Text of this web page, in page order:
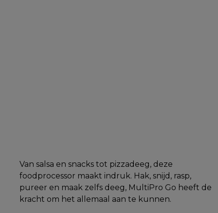
Van salsa en snacks tot pizzadeeg, deze
foodprocessor maakt indruk. Hak, snijd, rasp,
pureer en maak zelfs deeg, MultiPro Go heeft de
kracht om het allemaal aan te kunnen.